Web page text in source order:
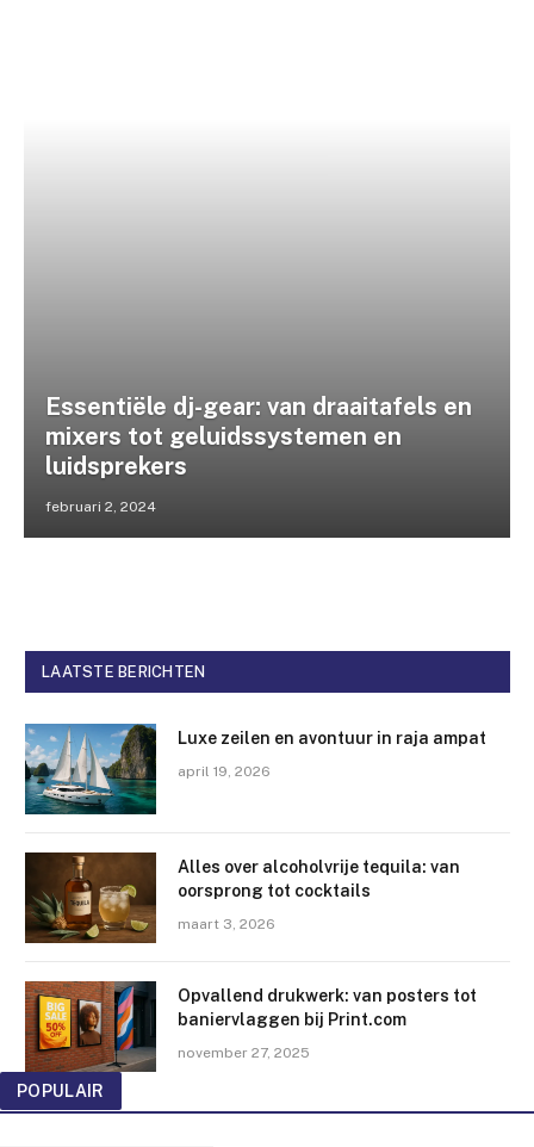
Essentiële dj-gear: van draaitafels en
mixers tot geluidssystemen en
luidsprekers
februari 2, 2024
LAATSTE BERICHTEN
Luxe zeilen en avontuur in raja ampat
april 19, 2026
Alles over alcoholvrije tequila: van
oorsprong tot cocktails
maart 3, 2026
Opvallend drukwerk: van posters tot
baniervlaggen bij Print.com
november 27, 2025
POPULAIR